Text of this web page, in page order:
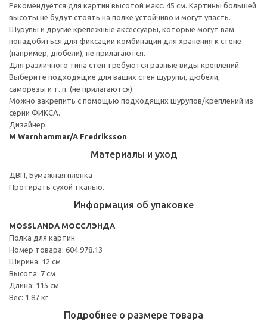
Рекомендуется для картин высотой макс. 45 см. Картины большей
высоты не будут стоять на полке устойчиво и могут упасть.
Шурупы и другие крепежные аксессуары, которые могут вам
понадобиться для фиксации комбинации для хранения к стене
(например, дюбели), не прилагаются.
Для различного типа стен требуются разные виды креплений.
Выберите подходящие для ваших стен шурупы, дюбели,
саморезы и т. п. (не прилагаются).
Можно закрепить с помощью подходящих шурупов/креплений из
серии ФИКСА.
Дизайнер:
M Warnhammar/A Fredriksson
Материалы и уход
ДВП, Бумажная пленка
Протирать сухой тканью.
Информация об упаковке
MOSSLANDA МОССЛЭНДА
Полка для картин
Номер товара: 604.978.13
Ширина: 12 см
Высота: 7 см
Длина: 115 см
Вес: 1.87 кг
Подробнее о размере товара